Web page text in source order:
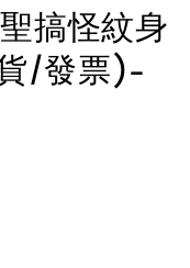
搞怪紋身
/發票)-